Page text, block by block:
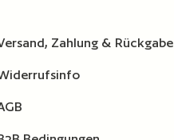
Zahlung & Rückgabe